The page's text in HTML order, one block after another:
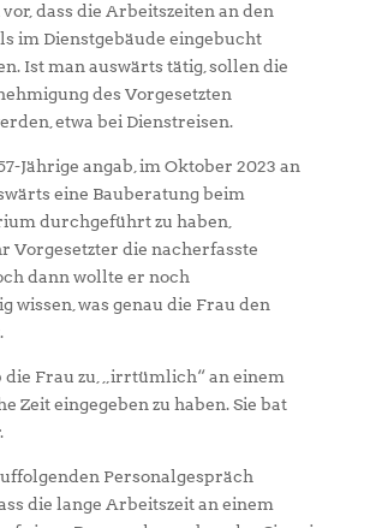
dass die Arbeitszeiten an den
im Dienstgebäude eingebucht
Ist man auswärts tätig, sollen die
des Vorgesetzten
etwa bei Dienstreisen.
Jährige angab, im Oktober 2023 an
eine Bauberatung beim
durchgeführt zu haben,
Vorgesetzter die nacherfasste
dann wollte er noch
wissen, was genau die Frau den
die Frau zu, „irrtümlich“ an einem
Zeit eingegeben zu haben. Sie bat
Personalgespräch
die lange Arbeitszeit an einem